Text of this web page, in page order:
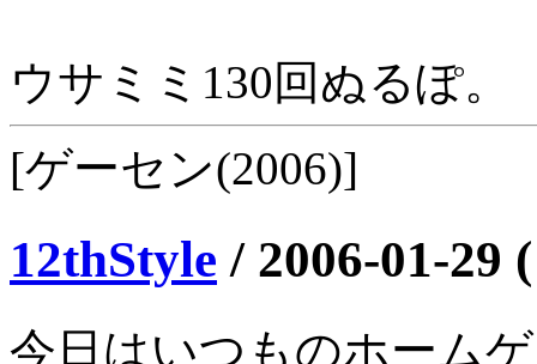
ウサミミ130回ぬるぽ。
[ゲーセン(2006)]
12thStyle / 2006-01-29
今日はいつものホーム